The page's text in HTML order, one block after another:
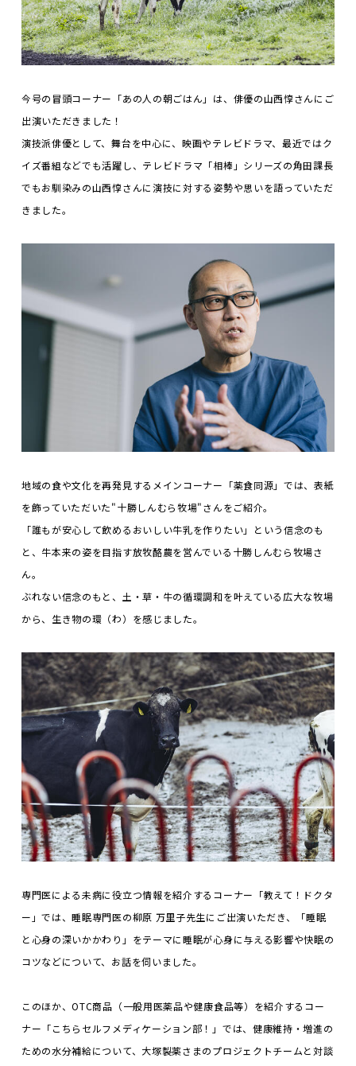
今号の冒頭コーナー「あの人の朝ごはん」は、俳優の山西惇さんにご
出演いただきました！
演技派俳優として、舞台を中心に、映画やテレビドラマ、最近ではク
イズ番組などでも活躍し、テレビドラマ「相棒」シリーズの角田課長
でもお馴染みの山西惇さんに演技に対する姿勢や思いを語っていただ
きました。
地域の食や文化を再発見するメインコーナー「薬食同源」では、表紙
を飾っていただいた"十勝しんむら牧場"さんをご紹介。
「誰もが安心して飲めるおいしい牛乳を作りたい」という信念のも
と、牛本来の姿を目指す放牧酪農を営んでいる十勝しんむら牧場さ
ん。
ぶれない信念のもと、土・草・牛の循環調和を叶えている広大な牧場
から、生き物の環（わ）を感じました。
専門医による未病に役立つ情報を紹介するコーナー「教えて！ドクタ
ー」では、睡眠専門医の柳原 万里子先生にご出演いただき、「睡眠
と心身の深いかかわり」をテーマに睡眠が心身に与える影響や快眠の
コツなどについて、お話を伺いました。
このほか、OTC商品（一般用医薬品や健康食品等）を紹介するコー
ナー「こちらセルフメディケーション部！」では、健康維持・増進の
ための水分補給について、大塚製薬さまのプロジェクトチームと対談